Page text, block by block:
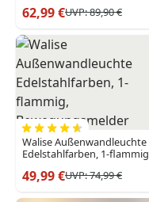
62,99 €UVP:89,90 €
Walise Außenwandleuchte
Edelstahlfarben, 1-flammig,
49,99 €UVP:74,99 €